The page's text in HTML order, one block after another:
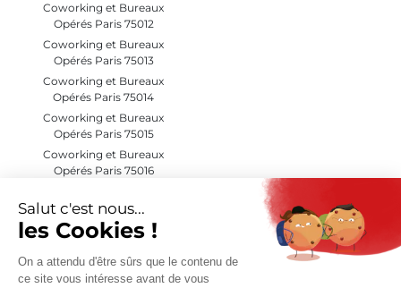
Coworking et Bureaux
Opérés Paris 75012
Coworking et Bureaux
Opérés Paris 75013
Coworking et Bureaux
Opérés Paris 75014
Coworking et Bureaux
Opérés Paris 75015
Coworking et Bureaux
Opérés Paris 75016
Opérés Paris 75017
Coworking et Bureaux
Coworking et Bureaux
Opérés Paris 75019